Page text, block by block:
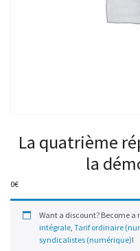
La quatrième
la
0€
Want a discount? Become
intégrale, Tarif ordinaire
syndicalistes (numérique)!